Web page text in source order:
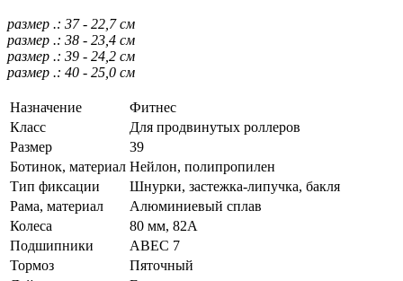
размер .: 37 - 22,7 см
размер .: 38 - 23,4 см
размер .: 39 - 24,2 см
размер .: 40 - 25,0 см
Назначение
Фитнес
Класс
Для продвинутых роллеров
Размер
39
Ботинок, материал Нейлон, полипропилен
Тип фиксации
Шнурки, застежка-липучка, бакля
Рама, материал
Алюминиевый сплав
Колеса
80 мм, 82A
Подшипники
АВЕС 7
Тормоз
Пяточный